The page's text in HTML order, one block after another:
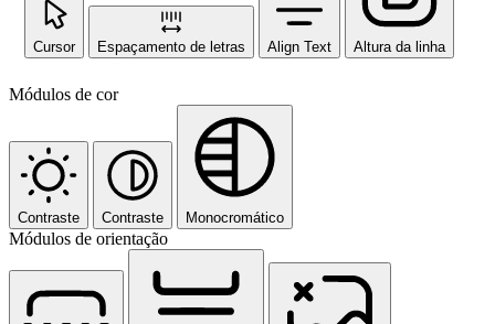
Cursor Espaçamento de letras Align Text Altura da linha
Módulos de cor
Contraste Contraste Monocromático
Módulos de orientação